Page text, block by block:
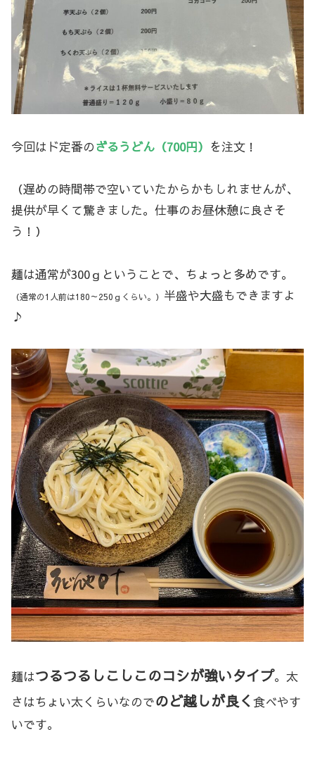
今回はド定番のざるうどん（700円） を注文！
（遅めの時間帯で空いていたからかもしれませんが、
提供が早くて驚きました。仕事のお昼休憩に良さそ
う！）
麺は通常が300ｇということで、ちょっと多めです。
（通常の1人前は180～250ｇくらい。） 半盛や大盛もできますよ
♪
麺はつるつるしこしこのコシが強いタイプ。太
さはちょい太くらいなのでのど越しが良く食べやす
いです。